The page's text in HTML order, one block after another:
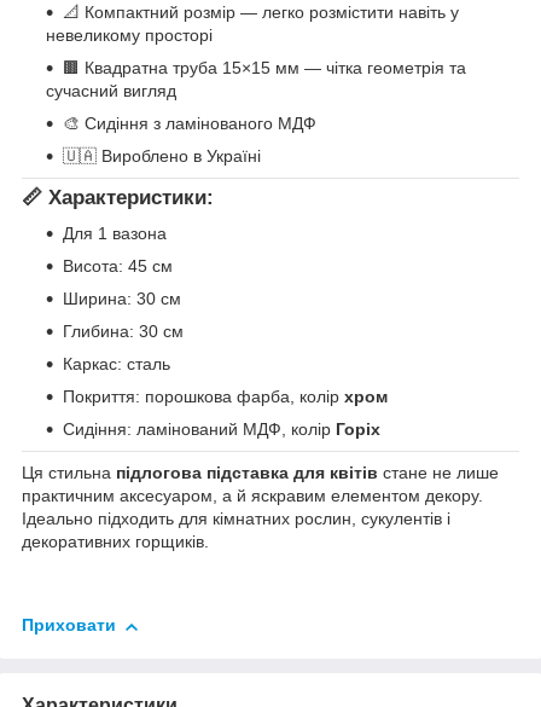
📐 Компактний розмір — легко розмістити навіть у
невеликому просторі
🟫 Квадратна труба 15×15 мм — чітка геометрія та
сучасний вигляд
🎨 Сидіння з ламінованого МДФ
🇺🇦 Вироблено в Україні
📏 Характеристики:
Для 1 вазона
Висота: 45 см
Ширина: 30 см
Глибина: 30 см
Каркас: сталь
Покриття: порошкова фарба, колір хром
Сидіння: ламінований МДФ, колір Горіх
Ця стильна підлогова підставка для квітів стане не лише
практичним аксесуаром, а й яскравим елементом декору.
Ідеально підходить для кімнатних рослин, сукулентів і
декоративних горщиків.
Приховати